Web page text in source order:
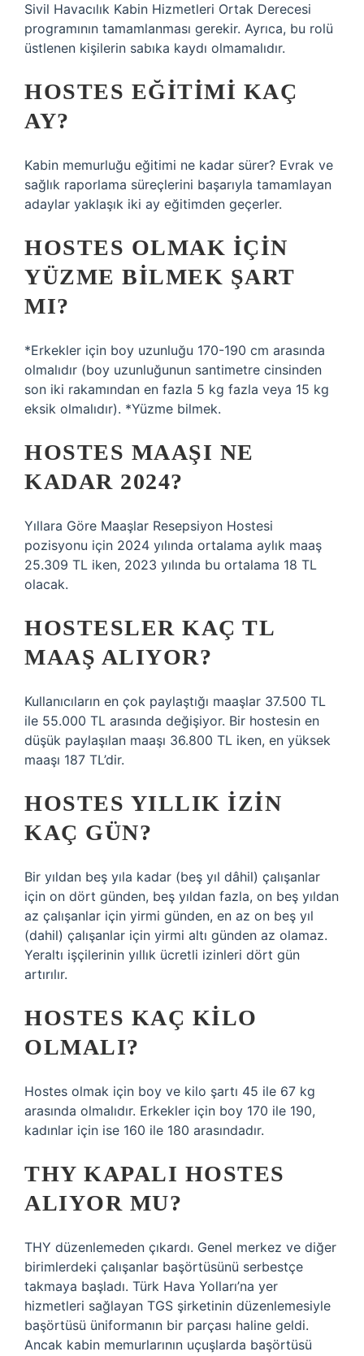
Sivil Havacılık Kabin Hizmetleri Ortak Derecesi
programının tamamlanması gerekir. Ayrıca, bu rolü
üstlenen kişilerin sabıka kaydı olmamalıdır.
HOSTES EĞITIMI KAÇ
AY?
Kabin memurluğu eğitimi ne kadar sürer? Evrak ve
sağlık raporlama süreçlerini başarıyla tamamlayan
adaylar yaklaşık iki ay eğitimden geçerler.
HOSTES OLMAK IÇIN
YÜZME BILMEK ŞART
MI?
*Erkekler için boy uzunluğu 170-190 cm arasında
olmalıdır (boy uzunluğunun santimetre cinsinden
son iki rakamından en fazla 5 kg fazla veya 15 kg
eksik olmalıdır). *Yüzme bilmek.
HOSTES MAAŞI NE
KADAR 2024?
Yıllara Göre Maaşlar Resepsiyon Hostesi
pozisyonu için 2024 yılında ortalama aylık maaş
25.309 TL iken, 2023 yılında bu ortalama 18 TL
olacak.
HOSTESLER KAÇ TL
MAAŞ ALIYOR?
Kullanıcıların en çok paylaştığı maaşlar 37.500 TL
ile 55.000 TL arasında değişiyor. Bir hostesin en
düşük paylaşılan maaşı 36.800 TL iken, en yüksek
maaşı 187 TL’dir.
HOSTES YILLIK IZIN
KAÇ GÜN?
Bir yıldan beş yıla kadar (beş yıl dâhil) çalışanlar
için on dört günden, beş yıldan fazla, on beş yıldan
az çalışanlar için yirmi günden, en az on beş yıl
(dahil) çalışanlar için yirmi altı günden az olamaz.
Yeraltı işçilerinin yıllık ücretli izinleri dört gün
artırılır.
HOSTES KAÇ KILO
OLMALI?
Hostes olmak için boy ve kilo şartı 45 ile 67 kg
arasında olmalıdır. Erkekler için boy 170 ile 190,
kadınlar için ise 160 ile 180 arasındadır.
THY KAPALI HOSTES
ALIYOR MU?
THY düzenlemeden çıkardı. Genel merkez ve diğer
birimlerdeki çalışanlar başörtüsünü serbestçe
takmaya başladı. Türk Hava Yolları’na yer
hizmetleri sağlayan TGS şirketinin düzenlemesiyle
başörtüsü üniformanın bir parçası haline geldi.
Ancak kabin memurlarının uçuşlarda başörtüsü